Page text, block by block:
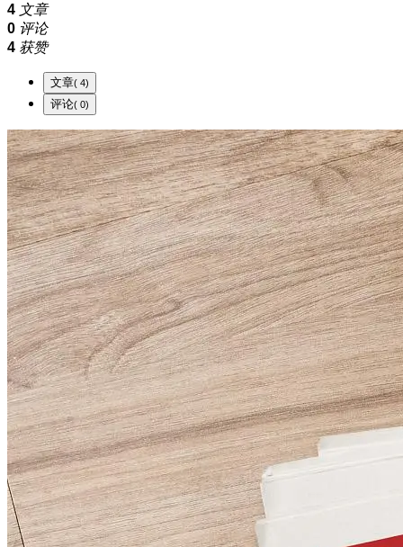
4 文章
0 评论
4 获赞
文章 ( 4)
评论 ( 0)